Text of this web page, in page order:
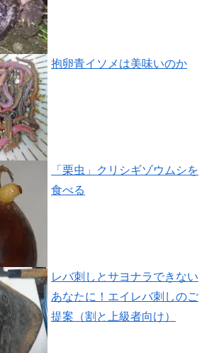
抱卵青イソメは美味いのか
「栗虫」クリシギゾウムシを
食べる
レバ刺しとサヨナラできない
あなたに！エイレバ刺しのご
提案（割と上級者向け）